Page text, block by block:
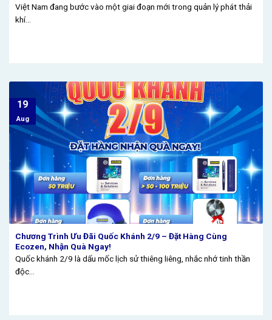
Việt Nam đang bước vào một giai đoạn mới trong quản lý phát thải
khí...
Chương Trình Ưu Đãi Quốc Khánh 2/9 – Đặt Hàng Cùng
Ecozen, Nhận Quà Ngay!
Quốc khánh 2/9 là dấu mốc lịch sử thiêng liêng, nhắc nhớ tinh thần
độc...
19
Aug